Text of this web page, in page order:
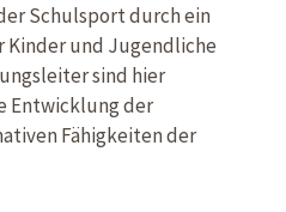
Schulsport durch ein
und Jugendliche
sind hier
Entwicklung der
Fähigkeiten der